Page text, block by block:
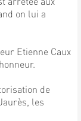
on lui a
Etienne Caux
de
les